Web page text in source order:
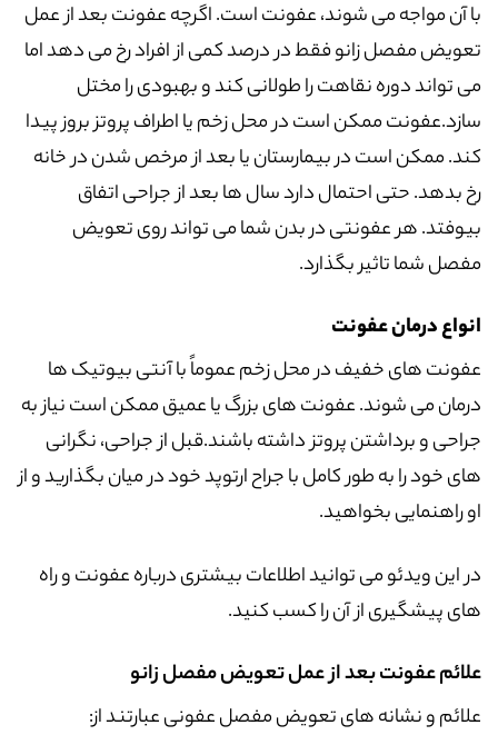
با آن مواجه می شوند، عفونت است. اگرچه عفونت بعد از عمل
تعویض مفصل زانو فقط در درصد کمی از افراد رخ می دهد اما
می تواند دوره نقاهت را طولانی کند و بهبودی را مختل
سازد.عفونت ممکن است در محل زخم یا اطراف پروتز بروز پیدا
کند. ممکن است در بیمارستان یا بعد از مرخص شدن در خانه
رخ بدهد. حتی احتمال دارد سال ها بعد از جراحی اتفاق
بیوفتد. هر عفونتی در بدن شما می تواند روی تعویض
مفصل شما تاثیر بگذارد.
انواع درمان عفونت
عفونت های خفیف در محل زخم عموماً با آنتی بیوتیک ها
درمان می شوند. عفونت های بزرگ یا عمیق ممکن است نیاز به
جراحی و برداشتن پروتز داشته باشند.قبل از جراحی، نگرانی
های خود را به طور کامل با جراح ارتوپد خود در میان بگذارید و از
او راهنمایی بخواهید.
در این ویدئو می توانید اطلاعات بیشتری درباره عفونت و راه
های پیشگیری از آن را کسب کنید.
علائم عفونت بعد از عمل تعویض مفصل زانو
علائم و نشانه های تعویض مفصل عفونی عبارتند از: